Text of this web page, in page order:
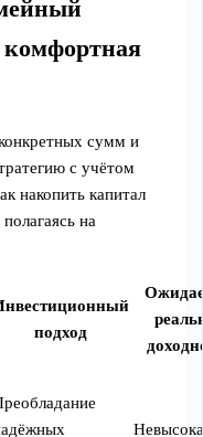
сумм и
с учётом
накопить капитал
на
подход